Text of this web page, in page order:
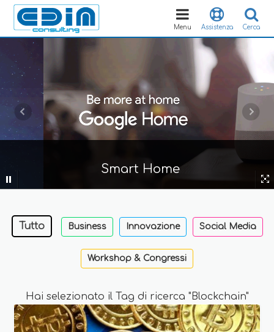
Cerca
Assistenza
Toggle
navigation
Menu
Smart Home
Tutto Business Innovazione Social Media
Workshop & Congressi
Hai selezionato il Tag di ricerca "Blockchain"